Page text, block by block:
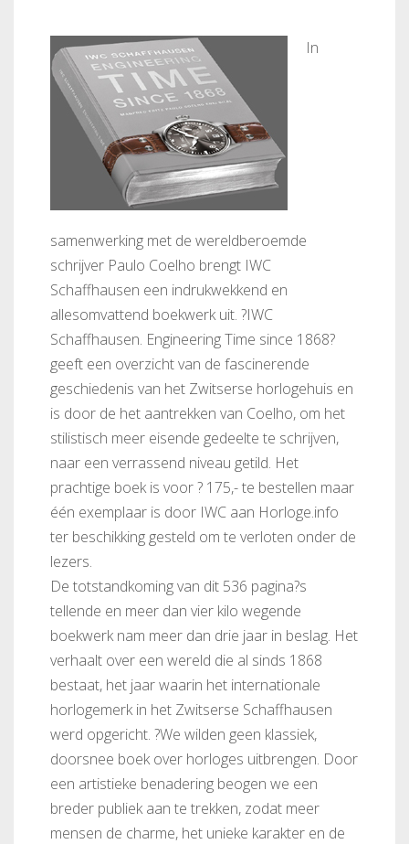
In
samenwerking met de wereldberoemde
schrijver Paulo Coelho brengt IWC
Schaffhausen een indrukwekkend en
allesomvattend boekwerk uit. ?IWC
Schaffhausen. Engineering Time since 1868?
geeft een overzicht van de fascinerende
geschiedenis van het Zwitserse horlogehuis en
is door de het aantrekken van Coelho, om het
stilistisch meer eisende gedeelte te schrijven,
naar een verrassend niveau getild. Het
prachtige boek is voor ? 175,- te bestellen maar
één exemplaar is door IWC aan Horloge.info
ter beschikking gesteld om te verloten onder de
lezers.
De totstandkoming van dit 536 pagina?s
tellende en meer dan vier kilo wegende
boekwerk nam meer dan drie jaar in beslag. Het
verhaalt over een wereld die al sinds 1868
bestaat, het jaar waarin het internationale
horlogemerk in het Zwitserse Schaffhausen
werd opgericht. ?We wilden geen klassiek,
doorsnee boek over horloges uitbrengen. Door
een artistieke benadering beogen we een
breder publiek aan te trekken, zodat meer
mensen de charme, het unieke karakter en de